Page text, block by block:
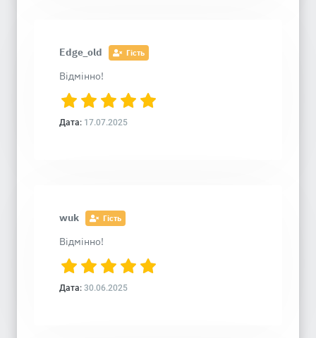
Edge_old Гість
Відмінно!
Дата: 17.07.2025
wuk Гість
Відмінно!
Дата: 30.06.2025